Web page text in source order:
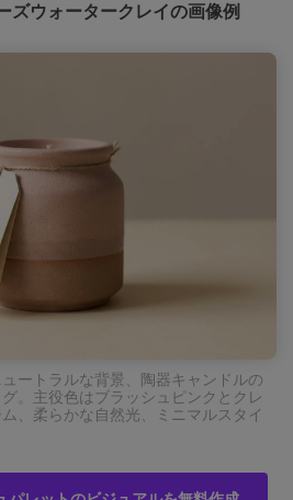
ズウォータークレイの画像例
ートラルな背景、陶器キャンドルの
。主役色はブラッシュピンクとクレ
、柔らかな自然光、ミニマルスタイ